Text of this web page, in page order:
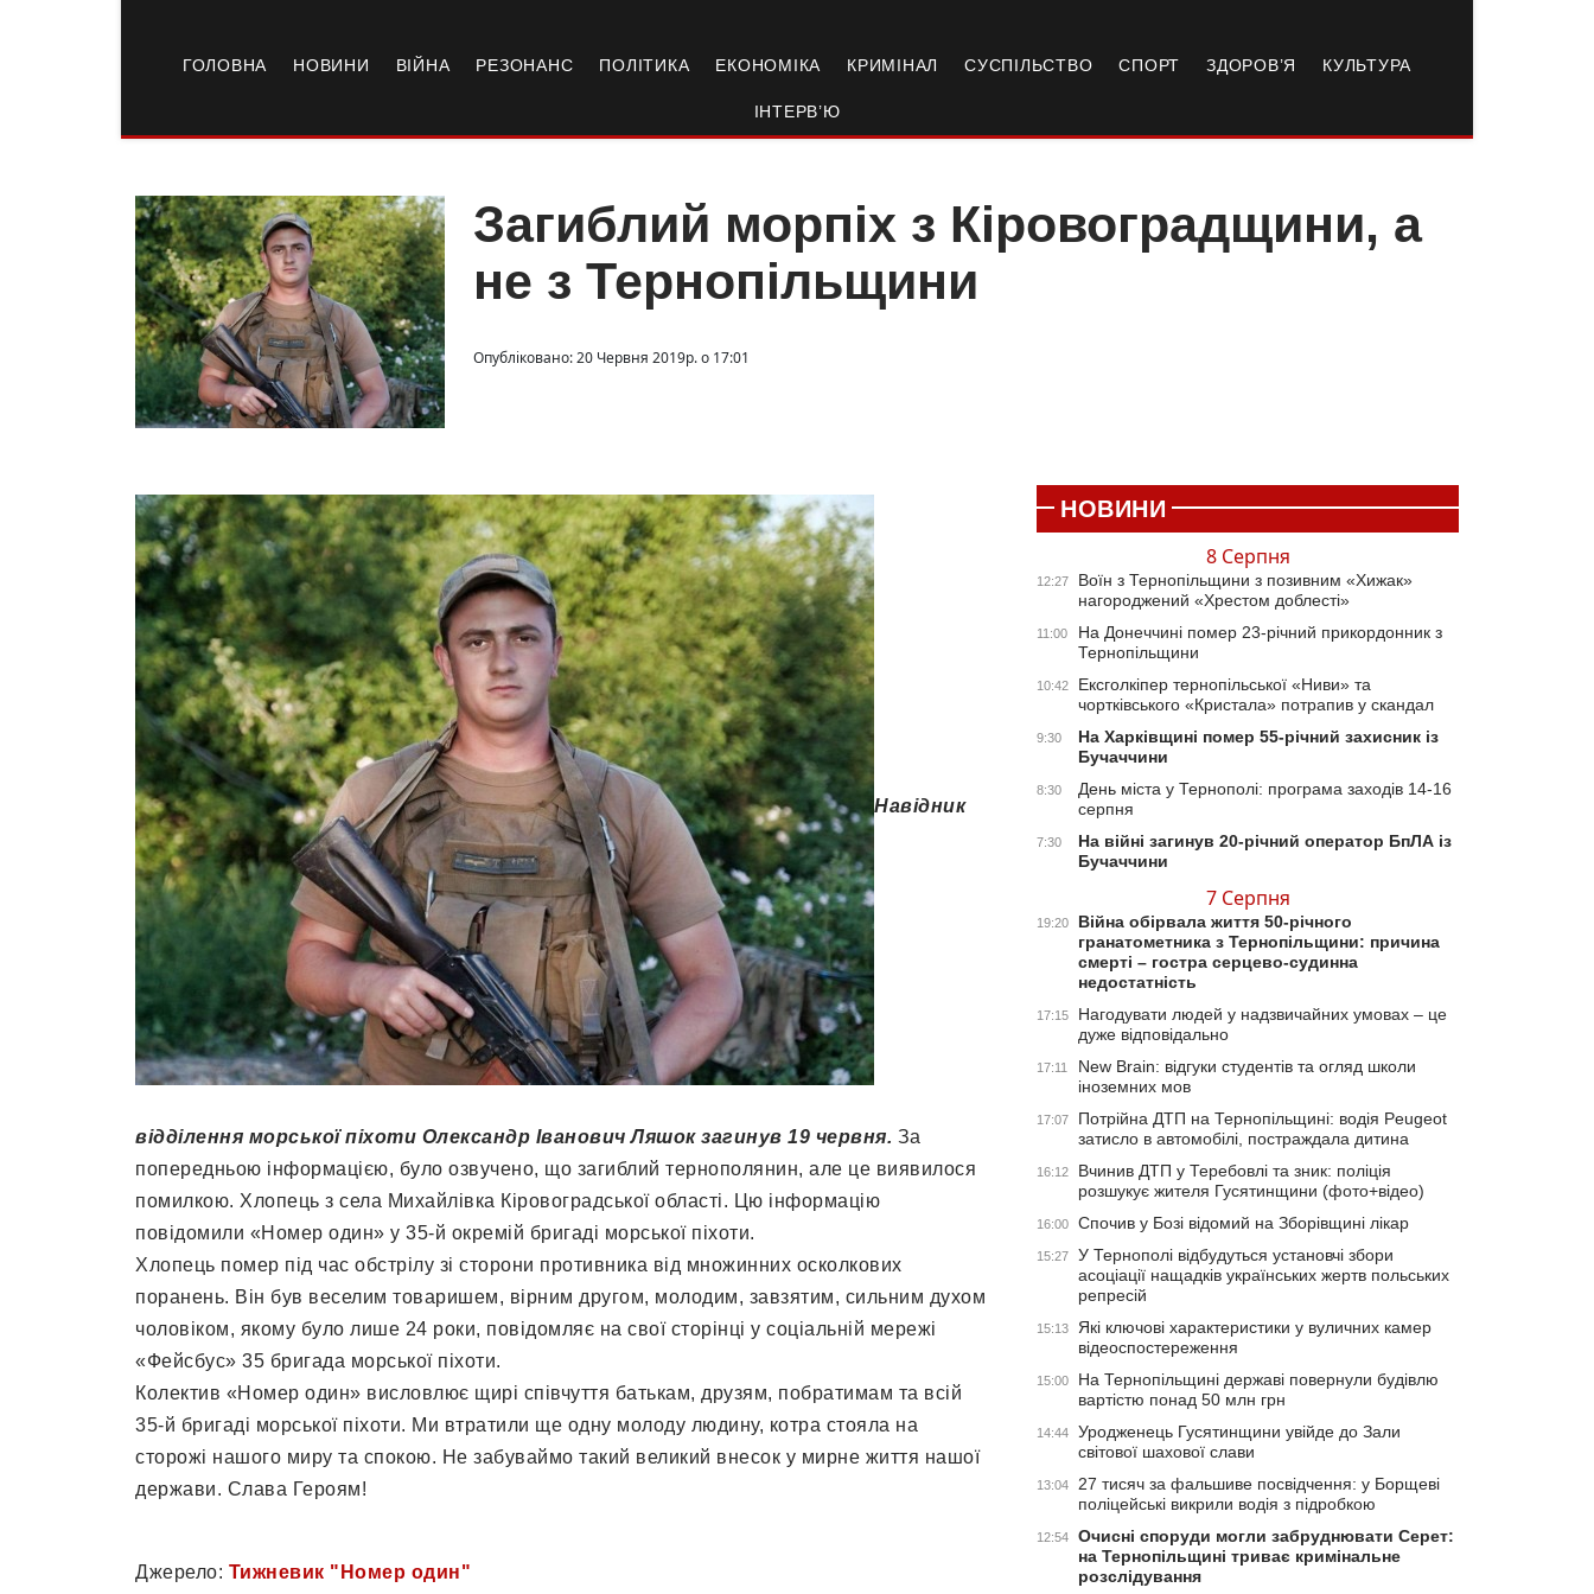
ГОЛОВНА НОВИНИ ВІЙНА РЕЗОНАНС ПОЛІТИКА ЕКОНОМІКА КРИМІНАЛ СУСПІЛЬСТВО СПОРТ ЗДОРОВ’Я КУЛЬТУРА
ІНТЕРВ’Ю
Загиблий морпіх з Кіровоградщини, а
не з Тернопільщини
Опубліковано: 20 Червня 2019р. о 17:01
Навідник
відділення морської піхоти Олександр Іванович Ляшок загинув 19 червня. За
попередньою інформацією, було озвучено, що загиблий тернополянин, але це виявилося
помилкою. Хлопець з села Михайлівка Кіровоградської області. Цю інформацію
повідомили «Номер один» у 35-й окремій бригаді морської піхоти.
Хлопець помер під час обстрілу зі сторони противника від множинних осколкових
поранень. Він був веселим товаришем, вірним другом, молодим, завзятим, сильним духом
чоловіком, якому було лише 24 роки, повідомляє на свої сторінці у соціальній мережі
«Фейсбус» 35 бригада морської піхоти.
Колектив «Номер один» висловлює щирі співчуття батькам, друзям, побратимам та всій
35-й бригаді морської піхоти. Ми втратили ще одну молоду людину, котра стояла на
сторожі нашого миру та спокою. Не забуваймо такий великий внесок у мирне життя нашої
держави. Слава Героям!
Джерело: Тижневик "Номер один"
НОВИНИ
8 Серпня
12:27
Воїн з Тернопільщини з позивним «Хижак»
нагороджений «Хрестом доблесті»
11:00
На Донеччині помер 23-річний прикордонник з
Тернопільщини
10:42
Ексголкіпер тернопільської «Ниви» та
чортківського «Кристала» потрапив у скандал
9:30
На Харківщині помер 55-річний захисник із
Бучаччини
8:30
День міста у Тернополі: програма заходів 14-16
серпня
7:30
На війні загинув 20-річний оператор БпЛА із
Бучаччини
7 Серпня
19:20
Війна обірвала життя 50-річного
гранатометника з Тернопільщини: причина
смерті – гостра серцево-судинна
недостатність
17:15
Нагодувати людей у надзвичайних умовах – це
дуже відповідально
17:11
New Brain: відгуки студентів та огляд школи
іноземних мов
17:07
Потрійна ДТП на Тернопільщині: водія Peugeot
затисло в автомобілі, постраждала дитина
16:12
Вчинив ДТП у Теребовлі та зник: поліція
розшукує жителя Гусятинщини (фото+відео)
16:00 Спочив у Бозі відомий на Зборівщині лікар
15:27
У Тернополі відбудуться установчі збори
асоціації нащадків українських жертв польських
репресій
15:13
Які ключові характеристики у вуличних камер
відеоспостереження
15:00
На Тернопільщині державі повернули будівлю
вартістю понад 50 млн грн
14:44
Уродженець Гусятинщини увійде до Зали
світової шахової слави
13:04
27 тисяч за фальшиве посвідчення: у Борщеві
поліцейські викрили водія з підробкою
12:54
Очисні споруди могли забруднювати Серет:
на Тернопільщині триває кримінальне
розслідування